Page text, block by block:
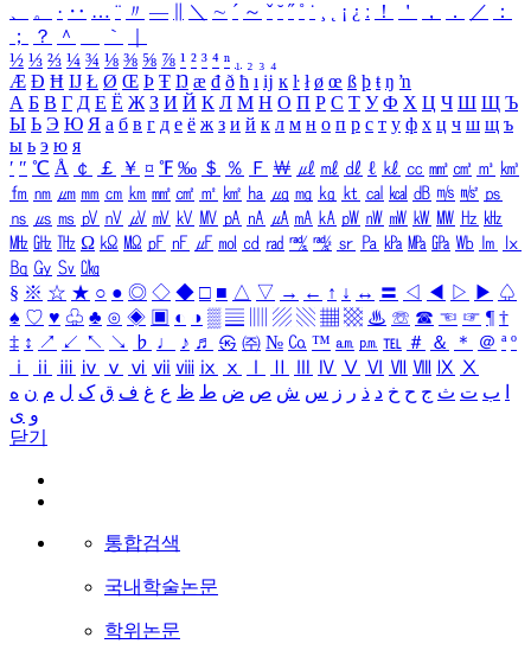
、
。 · ‥ … ¨ 〃 ― ＼ ∼ ´ ～ ˇ ˘ ˝ ˚ ˙ ¸ ¡ ¿ ː ！ ＇ ， ． ／
：
；
？ ＾ ｀
½ ⅓ ⅔ ¼ ¾ ⅛ ⅜ ⅝ ⅞ ¹ ² ³ ⁴ ⁿ ₁ ₂ ₃ ₄
Æ Ð Ħ Ĳ Ł Ø Œ Þ Ŧ Ŋ æ đ ð ħ ı ĳ ĸ ŀ ł ø œ ß þ ŧ ŋ ŉ
А Б В Г Д Е Ё Ж З И Й К Л М Н О П Р С Т У Ф Х Ц Ч Ш Щ Ъ
Ы Ь Э Ю Я а б в г д е ё ж з и й к л м н о п р с т у ф х ц ч ш щ ъ
ы ь э ю я
′ ″ ℃ Å ￠ ￡ ￥ ¤ ℉ ‰ ＄ ％ Ｆ ￦ ㎕ ㎖ ㎗ ℓ ㎘ ㏄ ㎣ ㎤ ㎥ ㎦
㎙ ㎚ ㎛ ㎜ ㎝ ㎞ ㎟ ㎠ ㎡ ㎢ ㏊ ㎍ ㎎ ㎏ ㏏ ㎈ ㎉ ㏈ ㎧ ㎨ ㎰
㎱ ㎲ ㎳ ㎴ ㎵ ㎶ ㎷ ㎸ ㎹ ㎀ ㎁ ㎂ ㎃ ㎄ ㎺ ㎻ ㎽ ㎾ ㎿ ㎐ ㎑
㎒ ㎓ ㎔ Ω ㏀ ㏁ ㎊ ㎋ ㎌ ㏖ ㏅ ㎭ ㎮ ㎯ ㏛ ㎩ ㎪ ㎫ ㎬ ㏝ ㏐
㏓
㏃ ㏉ ㏜ ㏆
§ ※ ☆ ★ ○ ● ◎ ◇ ◆ □ ■ △ ▽ → ← ↑ ↓ ↔ 〓 ◁ ◀ ▷ ▶ ♤
♠ ♡ ♥ ♧ ♣ ⊙ ◈ ▣ ◐ ◑ ▒ ▤ ▨ ▧ ▦ ▩ ♨ ☏ ☎ ☜ ☞ ¶ †
‡ ↕ ↗ ↙ ↖ ↘ ♭ ♩ ♪ ♬ ㉿ ㈜ № ㏇ ™ ㏂ ㏘ ℡ ＃ ＆ ＊ ＠ ª º
ⅰ
ⅱ ⅲ ⅳ ⅴ ⅵ ⅶ ⅷ ⅸ ⅹ Ⅳ Ⅴ Ⅵ Ⅶ Ⅷ Ⅸ Ⅹ
ب ت ث ج ح خ د ذ ر ز س ش ص ض ط ظ ع غ ف ق ک ل م ن ه
و ی
닫기
통합검색
국내학술논문
학위논문